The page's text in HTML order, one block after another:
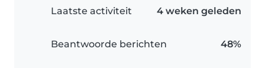
Laatste activiteit 4 weken geleden
Beantwoorde berichten 48%